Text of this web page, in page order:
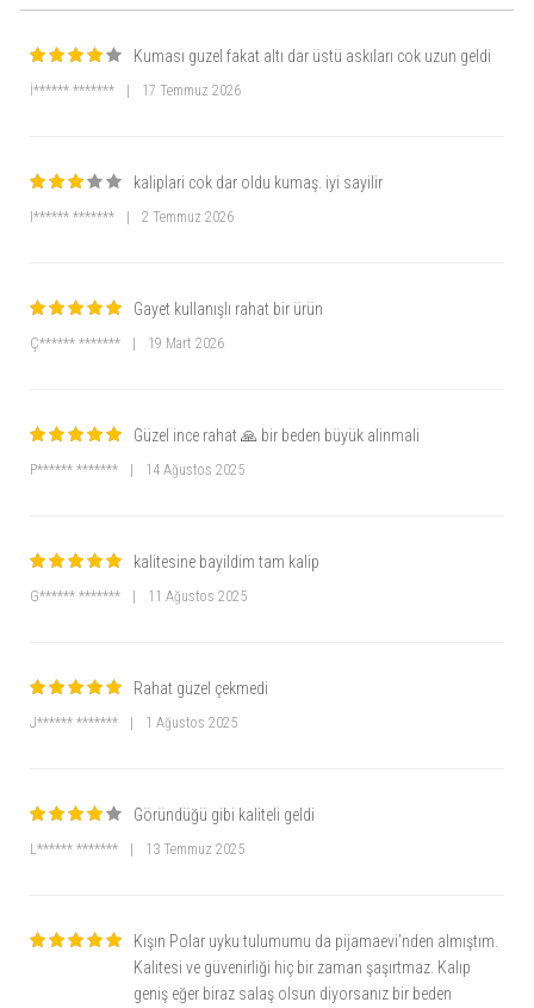
Evet, likra içeriği sayesinde esnek bir yapıya sahiptir.
Pijama takımının desen ve renk seçenekleri var mı?
Kuması guzel fakat altı dar üstü askıları cok uzun geldi
İ****** ******* 17 Temmuz 2026
kaliplari cok dar oldu kumaş. iyi sayilir
I****** ******* 2 Temmuz 2026
Gayet kullanışlı rahat bir ürün
Ç****** ******* 19 Mart 2026
Güzel ince rahat 🙏 bir beden büyük alinmali
P****** ******* 14 Ağustos 2025
kalitesine bayildim tam kalip
G****** ******* 11 Ağustos 2025
Rahat güzel çekmedi
J****** ******* 1 Ağustos 2025
Göründüğü gibi kaliteli geldi
L****** ******* 13 Temmuz 2025
Kışın Polar uyku tulumumu da pijamaevi’nden almıştım.
Kalitesi ve güvenirliği hiç bir zaman şaşırtmaz. Kalıp
geniş eğer biraz salaş olsun diyorsanız bir beden